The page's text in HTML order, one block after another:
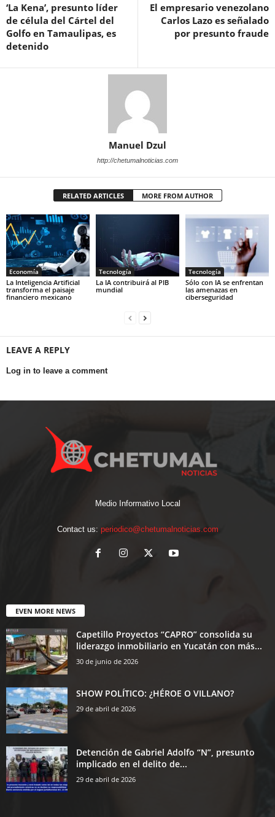
‘La Kena’, presunto líder
de célula del Cártel del
Golfo en Tamaulipas, es
detenido
El empresario venezolano
Carlos Lazo es señalado
por presunto fraude
Manuel Dzul
http://chetumalnoticias.com
RELATED ARTICLES MORE FROM AUTHOR
Economía
La Inteligencia Artificial
transforma el paisaje
financiero mexicano
Tecnología
La IA contribuirá al PIB
mundial
Tecnología
Sólo con IA se enfrentan
las amenazas en
ciberseguridad
LEAVE A REPLY
Log in to leave a comment
Medio Informativo Local
Contact us: periodico@chetumalnoticias.com
EVEN MORE NEWS
Capetillo Proyectos “CAPRO” consolida su
liderazgo inmobiliario en Yucatán con más...
30 de junio de 2026
SHOW POLÍTICO: ¿HÉROE O VILLANO?
29 de abril de 2026
Detención de Gabriel Adolfo “N”, presunto
implicado en el delito de...
29 de abril de 2026